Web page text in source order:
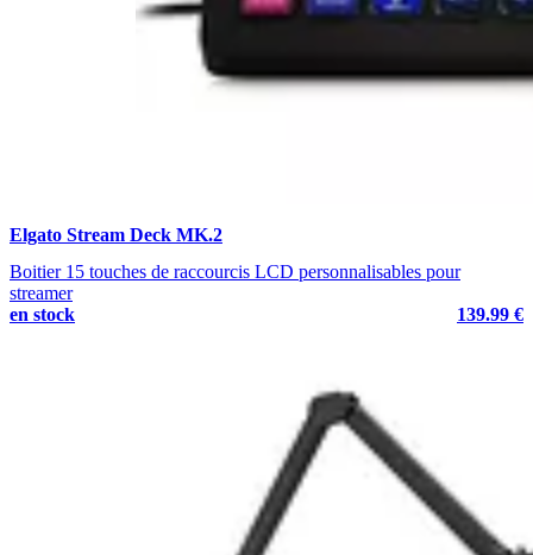
Elgato Stream Deck MK.2
Boitier 15 touches de raccourcis LCD personnalisables pour
streamer
en stock
139.99 €